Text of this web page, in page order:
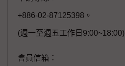
+886-02-87125398。
(週一至週五工作日9:00~18:00)
會員信箱：